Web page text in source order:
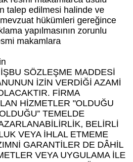
talep edilmesi halinde ve
hükümleri gereğince
yapılmasının zorunlu
makamlara
SÖZLEŞME MADDESİ
İZİN VERDİĞİ AZAMİ
FİRMA
HİZMETLER "OLDUĞU
TEMELDE
BELİRLİ
VEYA İHLAL ETMEME
GARANTİLER DE DÂHİL
VEYA UYGULAMA İLE